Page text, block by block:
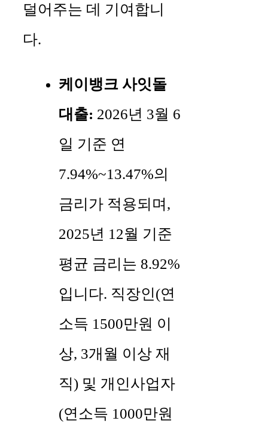
덜어주는 데 기여합니
다.
케이뱅크 사잇돌
대출: 2026년 3월 6
일 기준 연
7.94%~13.47%의
금리가 적용되며,
2025년 12월 기준
평균 금리는 8.92%
입니다. 직장인(연
소득 1500만원 이
상, 3개월 이상 재
직) 및 개인사업자
(연소득 1000만원